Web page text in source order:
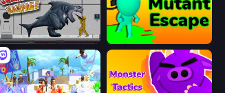
Sharkosaurus Rampage Mutant Escape